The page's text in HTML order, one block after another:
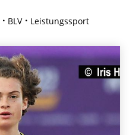
BLV Leistungssport